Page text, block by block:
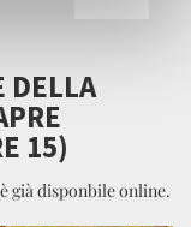
DELLA
15)
già disponbile online.